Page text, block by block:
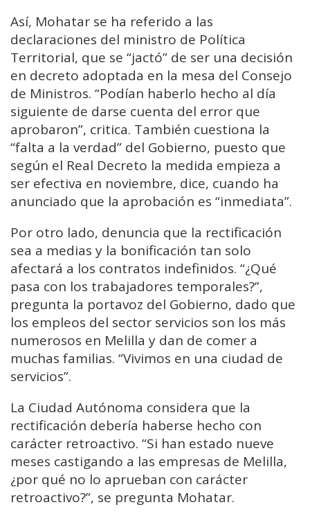
Así, Mohatar se ha referido a las
declaraciones del ministro de Política
Territorial, que se “jactó” de ser una decisión
en decreto adoptada en la mesa del Consejo
de Ministros. “Podían haberlo hecho al día
siguiente de darse cuenta del error que
aprobaron”, critica. También cuestiona la
“falta a la verdad” del Gobierno, puesto que
según el Real Decreto la medida empieza a
ser efectiva en noviembre, dice, cuando ha
anunciado que la aprobación es “inmediata”.
Por otro lado, denuncia que la rectificación
sea a medias y la bonificación tan solo
afectará a los contratos indefinidos. “¿Qué
pasa con los trabajadores temporales?”,
pregunta la portavoz del Gobierno, dado que
los empleos del sector servicios son los más
numerosos en Melilla y dan de comer a
muchas familias. “Vivimos en una ciudad de
servicios”.
La Ciudad Autónoma considera que la
rectificación debería haberse hecho con
carácter retroactivo. “Si han estado nueve
meses castigando a las empresas de Melilla,
¿por qué no lo aprueban con carácter
retroactivo?”, se pregunta Mohatar.